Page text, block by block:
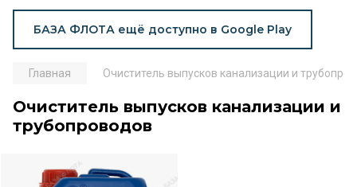
БАЗА ФЛОТА ещё доступно в Google Play
Главная Очиститель выпусков канализации и
Очиститель выпусков канализации и
трубопроводов